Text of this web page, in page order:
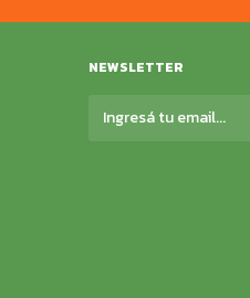
NEWSLETTER